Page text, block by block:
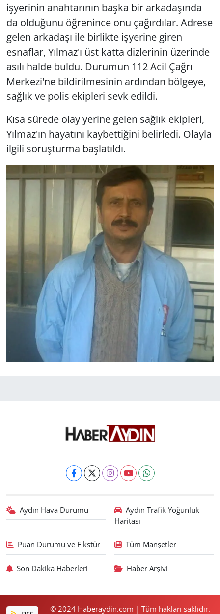
işyerinin anahtarının başka bir arkadaşında
da olduğunu öğrenince onu çağırdılar. Adrese
gelen arkadaşı ile birlikte işyerine giren
esnaflar, Yılmaz'ı üst katta dizlerinin üzerinde
asılı halde buldu. Durumun 112 Acil Çağrı
Merkezi'ne bildirilmesinin ardından bölgeye,
sağlık ve polis ekipleri sevk edildi.
Kısa sürede olay yerine gelen sağlık ekipleri,
Yılmaz'ın hayatını kaybettiğini belirledi. Olayla
ilgili soruşturma başlatıldı.
Aydın Hava Durumu
Aydın Trafik Yoğunluk
Haritası
Puan Durumu ve Fikstür Tüm Manşetler
Son Dakika Haberleri Haber Arşivi
© 2024 Haberaydin.com | Tüm hakları saklıdır.